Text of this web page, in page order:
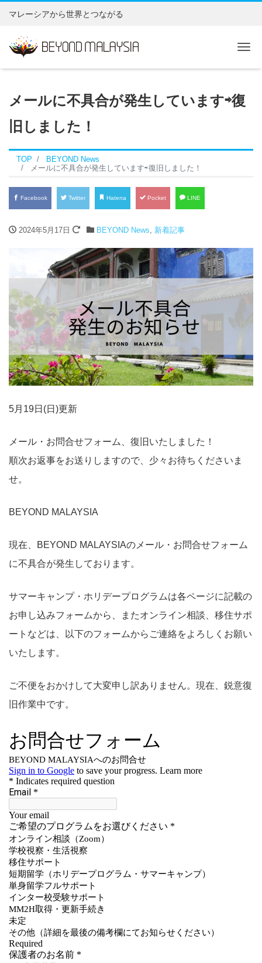
マレーシアから世界とつながる
メールに不具合が発生しています⇨復
旧しました！
TOP
BEYOND News
メールに不具合が発生しています⇨復旧しました！
Facebook Twitter Hatena Pocket LINE
2024年5月17日 BEYOND News, 新着記事
5月19日(日)更新
メール・お問合せフォーム、復旧いたしました！
順次お返事をお送りしますので、少々お待ちくださいま
せ。
BEYOND MALAYSIA
現在、BEYOND MALAYSIAのメール・お問合せフォーム
に不具合が発生しております。
サマーキャンプ・ホリデープログラムは各ページに記載の
お申し込みフォームから、またオンライン相談、移住サポ
ートなどは、以下のフォームからご連絡をよろしくお願い
いたします。
ご不便をおかけして大変申し訳ありません。現在、鋭意復
旧作業中です。